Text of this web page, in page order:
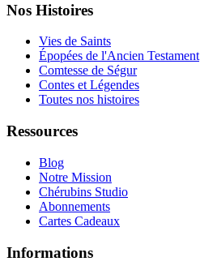
Nos Histoires
Vies de Saints
Épopées de l'Ancien Testament
Comtesse de Ségur
Contes et Légendes
Toutes nos histoires
Ressources
Blog
Notre Mission
Chérubins Studio
Abonnements
Cartes Cadeaux
Informations